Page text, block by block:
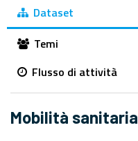
Dataset
Temi
Flusso di attività
Mobilità sanitaria